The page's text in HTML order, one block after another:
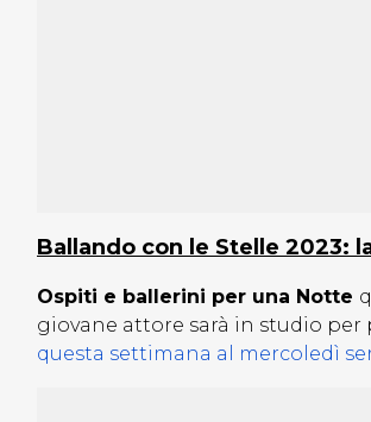
Ballando con le Stelle 2023:
Ospiti e ballerini per una Notte
giovane attore sarà in studio per
questa settimana al mercoledì